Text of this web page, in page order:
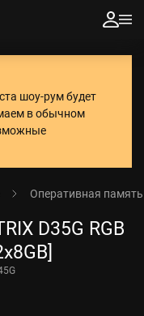
шоу-рум будет
в обычном
Оперативная память
D35G RGB